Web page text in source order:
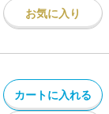
お気に入り
カートに入れる